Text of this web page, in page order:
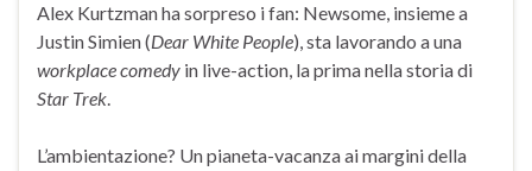
Alex Kurtzman ha sorpreso i fan: Newsome, insieme a
Justin Simien (Dear White People), sta lavorando a una
workplace comedy in live-action, la prima nella storia di
Star Trek.
L’ambientazione? Un pianeta-vacanza ai margini della